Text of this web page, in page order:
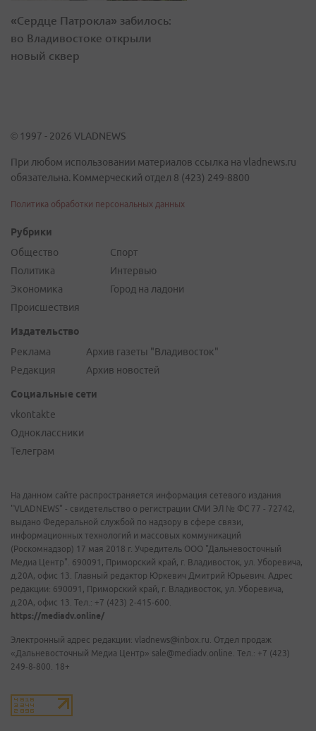
«Сердце Патрокла» забилось:
во Владивостоке открыли
новый сквер
© 1997 - 2026 VLADNEWS
При любом использовании материалов ссылка на vladnews.ru
обязательна. Коммерческий отдел 8 (423) 249-8800
Политика обработки персональных данных
Рубрики
Общество
Политика
Экономика
Происшествия
Спорт
Интервью
Город на ладони
Издательство
Реклама
Редакция
Архив газеты "Владивосток"
Архив новостей
Социальные сети
vkontakte
Одноклассники
Телеграм
На данном сайте распространяется информация сетевого издания
"VLADNEWS" - свидетельство о регистрации СМИ ЭЛ № ФС 77 - 72742,
выдано Федеральной службой по надзору в сфере связи,
информационных технологий и массовых коммуникаций
(Роскомнадзор) 17 мая 2018 г. Учредитель ООО "Дальневосточный
Медиа Центр". 690091, Приморский край, г. Владивосток, ул. Уборевича,
д.20А, офис 13. Главный редактор Юркевич Дмитрий Юрьевич. Адрес
редакции: 690091, Приморский край, г. Владивосток, ул. Уборевича,
д.20А, офис 13. Тел.: +7 (423) 2-415-600.
https://mediadv.online/
Электронный адрес редакции: vladnews@inbox.ru. Отдел продаж
«Дальневосточный Медиа Центр» sale@mediadv.online. Тел.: +7 (423)
249-8-800. 18+